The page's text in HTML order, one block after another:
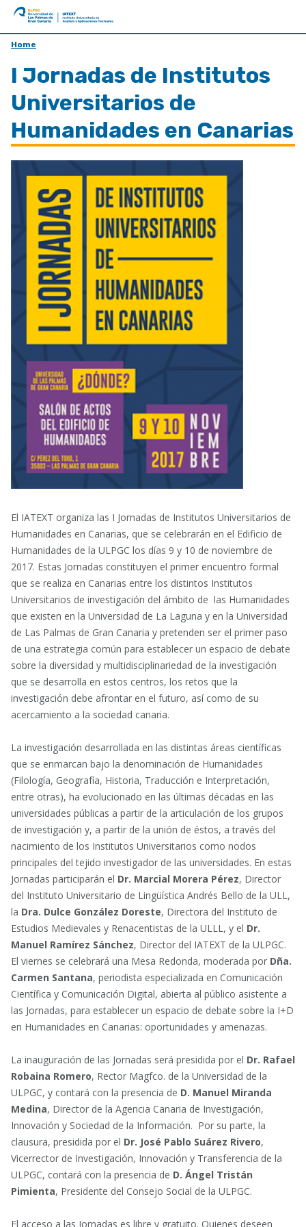
ULPGC
Ir
inicio
de
IATEXT
Home
I Jornadas de Institutos
Universitarios de
Humanidades en Canarias
El IATEXT organiza las I Jornadas de Institutos Universitarios de
Humanidades en Canarias, que se celebrarán en el Edificio de
Humanidades de la ULPGC los días 9 y 10 de noviembre de
2017. Estas Jornadas constituyen el primer encuentro formal
que se realiza en Canarias entre los distintos Institutos
Universitarios de investigación del ámbito de las Humanidades
que existen en la Universidad de La Laguna y en la Universidad
de Las Palmas de Gran Canaria y pretenden ser el primer paso
de una estrategia común para establecer un espacio de debate
sobre la diversidad y multidisciplinariedad de la investigación
que se desarrolla en estos centros, los retos que la
investigación debe afrontar en el futuro, así como de su
acercamiento a la sociedad canaria.
La investigación desarrollada en las distintas áreas científicas
que se enmarcan bajo la denominación de Humanidades
(Filología, Geografía, Historia, Traducción e Interpretación,
entre otras), ha evolucionado en las últimas décadas en las
universidades públicas a partir de la articulación de los grupos
de investigación y, a partir de la unión de éstos, a través del
nacimiento de los Institutos Universitarios como nodos
principales del tejido investigador de las universidades. En estas
Jornadas participarán el Dr. Marcial Morera Pérez, Director
del Instituto Universitario de Lingüística Andrés Bello de la ULL,
la Dra. Dulce González Doreste, Directora del Instituto de
Estudios Medievales y Renacentistas de la ULLL, y el Dr.
Manuel Ramírez Sánchez, Director del IATEXT de la ULPGC.
El viernes se celebrará una Mesa Redonda, moderada por Dña.
Carmen Santana, periodista especializada en Comunicación
Científica y Comunicación Digital, abierta al público asistente a
las Jornadas, para establecer un espacio de debate sobre la I+D
en Humanidades en Canarias: oportunidades y amenazas.
La inauguración de las Jornadas será presidida por el Dr. Rafael
Robaina Romero, Rector Magfco. de la Universidad de la
ULPGC, y contará con la presencia de D. Manuel Miranda
Medina, Director de la Agencia Canaria de Investigación,
Innovación y Sociedad de la Información. Por su parte, la
clausura, presidida por el Dr. José Pablo Suárez Rivero,
Vicerrector de Investigación, Innovación y Transferencia de la
ULPGC, contará con la presencia de D. Ángel Tristán
Pimienta, Presidente del Consejo Social de la ULPGC.
El acceso a las Jornadas es libre y gratuito. Quienes deseen